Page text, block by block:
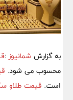
به گزارش شمانیوز :
محسوب می شود.
است. قیمت طلاو